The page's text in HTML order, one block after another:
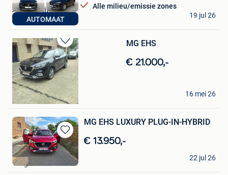
AUTOMAAT
Alle milieu/emissie zones
Autobedrijf Antoreti
Hamme
19 jul 26
Bewaren
in
Mijn
Favorieten
MG EHS
€ 21.000,-
Kyano
Niel
16 mei 26
Bewaren
in
Favorieten
MG EHS LUXURY PLUG-IN-HYBRID
€ 13.950,-
Alexandra Culot
Tongeren
22 jul 26